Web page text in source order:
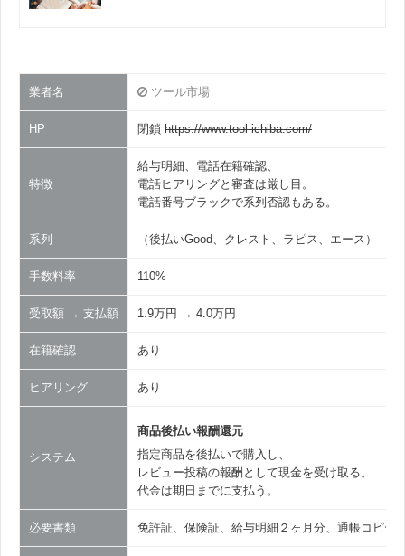
業者名 ツール市場
HP 閉鎖 https://www.tool-ichiba.com/
特徴
給与明細、電話在籍確認、
電話ヒアリングと審査は厳し目。
電話番号ブラックで系列否認もある。
系列 （後払いGood、クレスト、ラピス、エース）
手数料率 110%
受取額 → 支払額 1.9万円 → 4.0万円
在籍確認 あり
ヒアリング あり
システム
商品後払い報酬還元
指定商品を後払いで購入し、
レビュー投稿の報酬として現金を受け取る。
代金は期日までに支払う。
必要書類 免許証、保険証、給与明細２ヶ月分、通帳コピー